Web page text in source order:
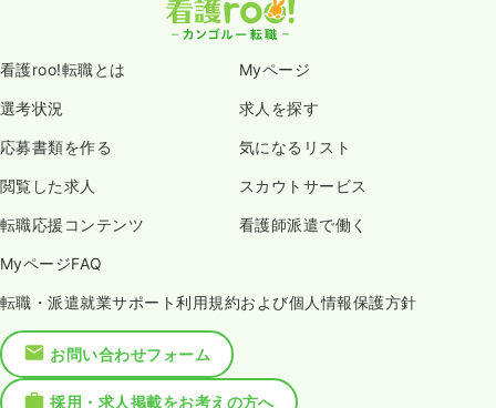
看護roo!転職とは Myページ
選考状況 求人を探す
応募書類を作る 気になるリスト
閲覧した求人 スカウトサービス
転職応援コンテンツ 看護師派遣で働く
MyページFAQ
転職・派遣就業サポート利用規約および個人情報保護方針
お問い合わせフォーム
採用・求人掲載をお考えの方へ